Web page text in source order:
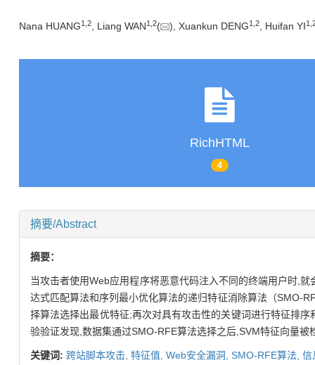
Nana HUANG1, 2 , Liang WAN1, 2( ), Xuankun DENG1, 2 , Huifan YI1,
RichHTML
4
摘要/Abstract
摘要：
当攻击者使用Web应用程序将恶意代码注入不同的终端用户时,
达式匹配算法和序列最小优化算法的递归特征消除算法（SMO-
择算法选择出最优特征;再次对具有攻击性的关键词进行特征排
验验证发现,数据集通过SMO-RFE算法选择之后,SVM特征向量
关键词: 跨站脚本攻击, 特征值, Web安全漏洞, SMO-RFE算法, 信